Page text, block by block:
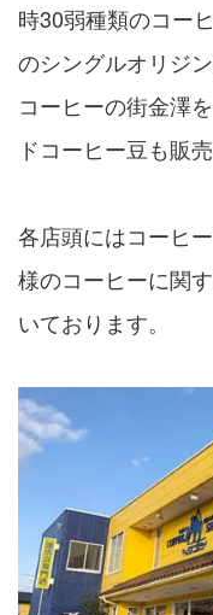
時30弱種類のコー
のシングルオリジ
コーヒーの街金澤
ドコーヒー豆も販売
各店頭にはコーヒ
様のコーヒーに関
いております。